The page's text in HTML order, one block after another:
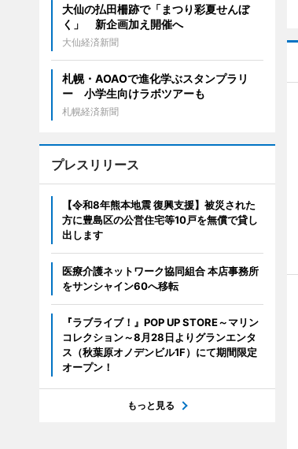
大仙の払田柵跡で「まつり彩夏せんぼ
く」 新企画加え開催へ
大仙経済新聞
札幌・AOAOで進化学ぶスタンプラリ
ー 小学生向けラボツアーも
札幌経済新聞
プレスリリース
【令和8年熊本地震 復興支援】被災された
方に豊島区の公営住宅等10戸を無償で貸し
出します
医療介護ネットワーク協同組合 本店事務所
をサンシャイン60へ移転
『ラブライブ！』POP UP STORE～マリン
コレクション～8月28日よりグランエンタ
ス（秋葉原オノデンビル1F）にて期間限定
オープン！
もっと見る